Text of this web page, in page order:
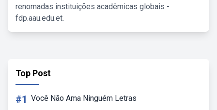
renomadas instituições acadêmicas globais -
fdp.aau.edu.et.
Top Post
#1 Você Não Ama Ninguém Letras